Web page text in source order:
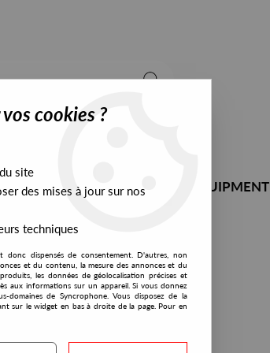
PRESALES EXCLUSIVES DJ EQUIPMENT
Jerks
Jerks
,00 €incl. taxes
cookies ?
site
des mises à jour sur nos
techniques
donc dispensés de consentement. D'autres, non
et du contenu, la mesure des annonces et du
les données de géolocalisation précises et
aux informations sur un appareil. Si vous donnez
domaines de Syncrophone. Vous disposez de la
sur le widget en bas à droite de la page. Pour en